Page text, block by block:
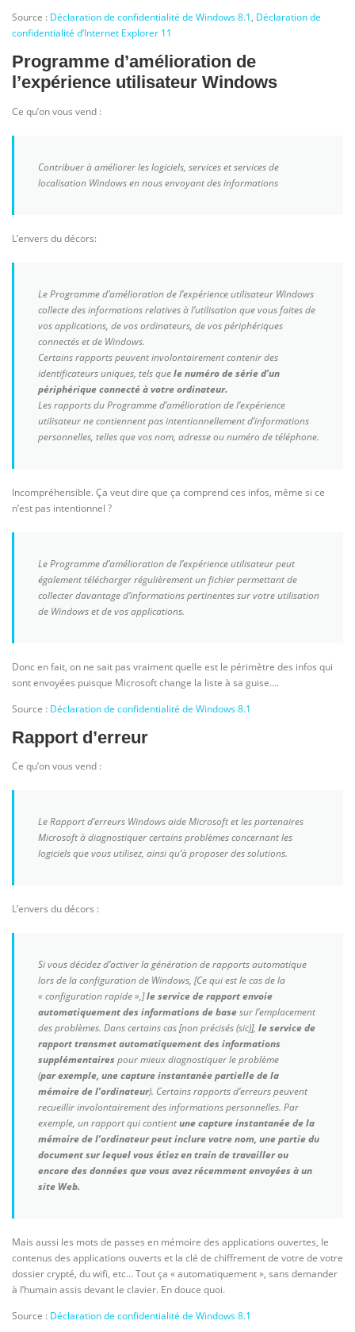
Source : Déclaration de confidentialité de Windows 8.1, Déclaration de
confidentialité d’Internet Explorer 11
Programme d’amélioration de
l’expérience utilisateur Windows
Ce qu’on vous vend :
Contribuer à améliorer les logiciels, services et services de
localisation Windows en nous envoyant des informations
L’envers du décors:
Le Programme d’amélioration de l’expérience utilisateur Windows
collecte des informations relatives à l’utilisation que vous faites de
vos applications, de vos ordinateurs, de vos périphériques
connectés et de Windows.
Certains rapports peuvent involontairement contenir des
identificateurs uniques, tels quele numéro de série d’un
périphérique connecté à votre ordinateur.
Les rapports du Programme d’amélioration de l’expérience
utilisateur ne contiennent pas intentionnellement d’informations
personnelles, telles que vos nom, adresse ou numéro de téléphone.
Incompréhensible. Ça veut dire que ça comprend ces infos, même si ce
n’est pas intentionnel ?
Le Programme d’amélioration de l’expérience utilisateur peut
également télécharger régulièrement un fichier permettant de
collecter davantage d’informations pertinentes sur votre utilisation
de Windows et de vos applications.
Donc en fait, on ne sait pas vraiment quelle est le périmètre des infos qui
sont envoyées puisque Microsoft change la liste à sa guise….
Source : Déclaration de confidentialité de Windows 8.1
Rapport d’erreur
Ce qu’on vous vend :
Le Rapport d’erreurs Windows aide Microsoft et les partenaires
Microsoft à diagnostiquer certains problèmes concernant les
logiciels que vous utilisez, ainsi qu’à proposer des solutions.
L’envers du décors :
Si vous décidez d’activer la génération de rapports automatique
lors de la configuration de Windows, [Ce qui est le cas de la
« configuration rapide »,]le service de rapport envoie
automatiquement des informations de basesur l’emplacement
des problèmes. Dans certains cas [non précisés (sic)], le service de
rapport transmet automatiquement des informations
supplémentairespour mieux diagnostiquer le problème
(par exemple, une capture instantanée partielle de la
mémoire de l’ordinateur). Certains rapports d’erreurs peuvent
recueillir involontairement des informations personnelles. Par
exemple, un rapport qui contientune capture instantanée de la
mémoire de l’ordinateur peut inclure votre nom, une partie du
document sur lequel vous étiez en train de travailler ou
encore des données que vous avez récemment envoyées à un
site Web.
Mais aussi les mots de passes en mémoire des applications ouvertes, le
contenus des applications ouverts et la clé de chiffrement de votre de votre
dossier crypté, du wifi, etc… Tout ça « automatiquement », sans demander
à l’humain assis devant le clavier. En douce quoi.
Source : Déclaration de confidentialité de Windows 8.1